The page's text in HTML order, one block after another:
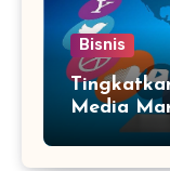
Bisnis
Media